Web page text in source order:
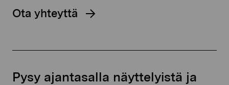
Ota yhteyttä
Pysy ajantasalla näyttelyistä ja